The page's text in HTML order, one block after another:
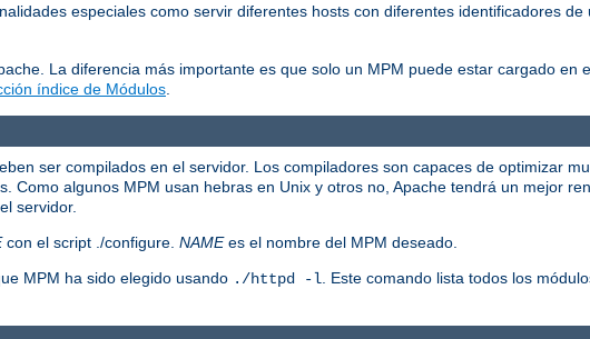
especiales como servir diferentes hosts con diferentes identificadores de
La diferencia más importante es que solo un MPM puede estar cargado en
índice de Módulos
ser compilados en el servidor. Los compiladores son capaces de optimizar
Como algunos MPM usan hebras en Unix y otros no, Apache tendrá un mejor
servidor.
con el script ./configure. NAMEes el nombre del MPM deseado.
MPM ha sido elegido usando ./httpd -l . Este comando lista todos los